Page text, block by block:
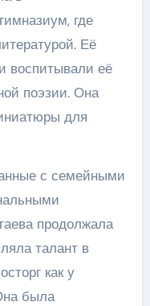
где
Её
воспитывали её
поэзии. Она
для
с семейными
продолжала
талант в
как у
была